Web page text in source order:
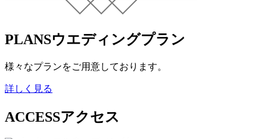
PLANSウエディングプラン
様々なプランをご用意しております。
詳しく見る
ACCESSアクセス